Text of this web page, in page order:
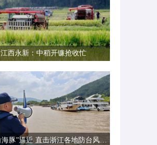
江西永新：中稻开镰抢收忙
台风“白海豚”逼近 直击浙江各地防台风一线现场